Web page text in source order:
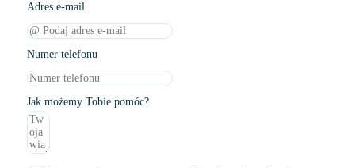
Adres e-mail
Numer telefonu
Jak możemy Tobie pomóc?